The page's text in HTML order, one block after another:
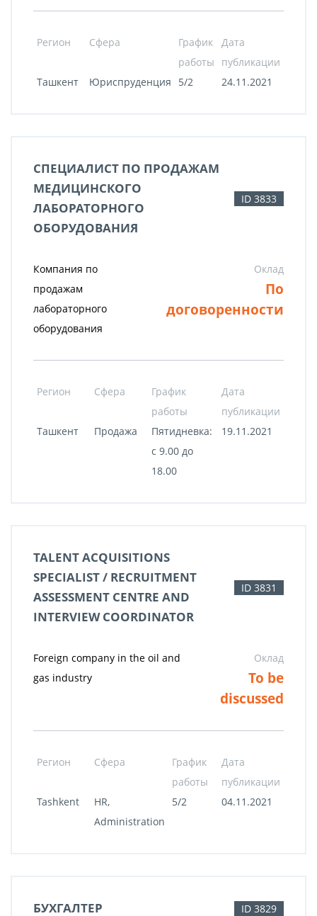
Регион Сфера
График
работы
Дата
публикации
Ташкент
Юриспруденция 5/2 24.11.2021
СПЕЦИАЛИСТ ПО ПРОДАЖАМ
МЕДИЦИНСКОГО
ЛАБОРАТОРНОГО
ОБОРУДОВАНИЯ
ID 3833
Компания по
продажам
лабораторного
оборудования
Оклад
По
договоренности
Регион Сфера
График
работы
Дата
публикации
Ташкент
Продажа
Пятидневка:
с 9.00 до
18.00
19.11.2021
TALENT ACQUISITIONS
SPECIALIST / RECRUITMENT
ASSESSMENT CENTRE AND
INTERVIEW COORDINATOR
ID 3831
Foreign company in the oil and
gas industry
Оклад
To be
discussed
Регион Сфера
График
работы
Дата
публикации
Tashkent
HR,
Administration
5/2 04.11.2021
БУХГАЛТЕР ID 3829